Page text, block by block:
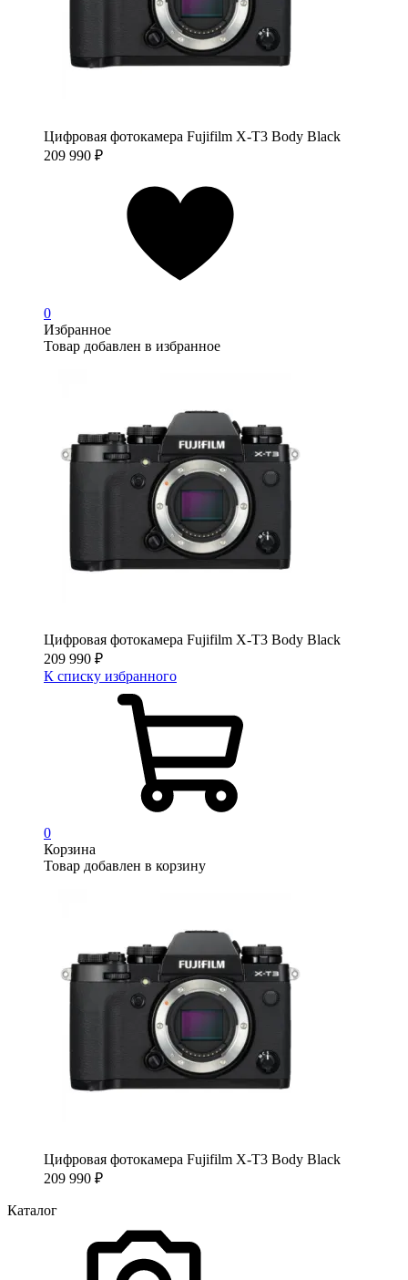
Цифровая фотокамера Fujifilm X-T3 Body Black
209 990 ₽
0
Избранное
Товар добавлен в избранное
Цифровая фотокамера Fujifilm X-T3 Body Black
209 990 ₽
К списку избранного
0
Корзина
Товар добавлен в корзину
Цифровая фотокамера Fujifilm X-T3 Body Black
209 990 ₽
Каталог